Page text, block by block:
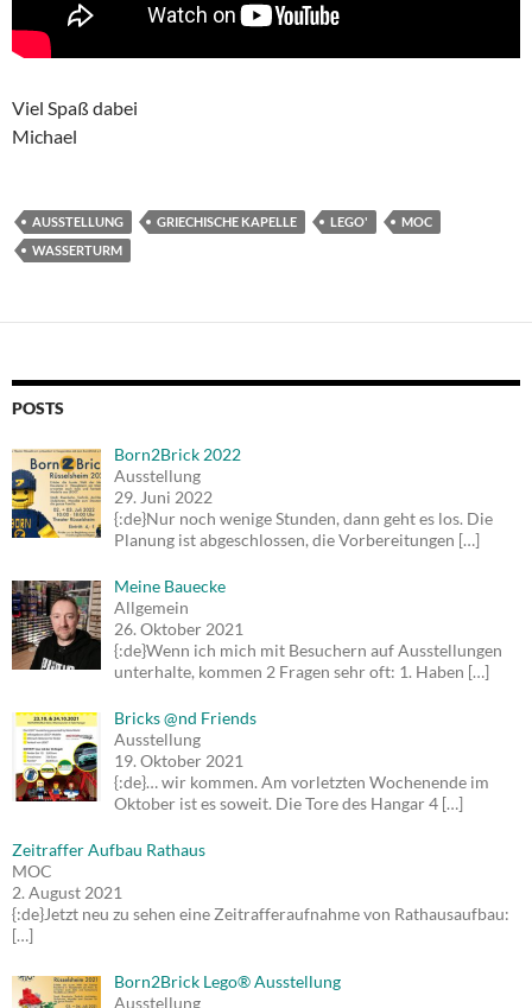
Viel Spaß dabei
Michael
AUSSTELLUNG GRIECHISCHE KAPELLE LEGO'
MOC
WASSERTURM
POSTS
Born2Brick 2022
Ausstellung
29. Juni 2022
{:de}Nur noch wenige Stunden, dann geht es los. Die
Planung ist abgeschlossen, die Vorbereitungen […]
Meine Bauecke
Allgemein
26. Oktober 2021
{:de}Wenn ich mich mit Besuchern auf Ausstellungen
unterhalte, kommen 2 Fragen sehr oft: 1. Haben […]
Bricks @nd Friends
Ausstellung
19. Oktober 2021
{:de}… wir kommen. Am vorletzten Wochenende im
Oktober ist es soweit. Die Tore des Hangar 4 […]
Zeitraffer Aufbau Rathaus
MOC
2. August 2021
{:de}Jetzt neu zu sehen eine Zeitrafferaufnahme von Rathausaufbau:
[…]
Born2Brick Lego® Ausstellung
Ausstellung